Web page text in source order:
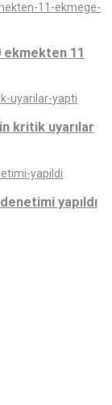
ekmekten 11
kritik uyarılar
yapıldı